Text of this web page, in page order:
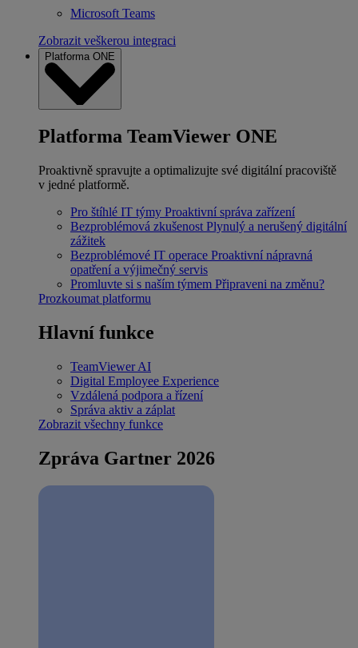
Microsoft Teams
Zobrazit veškerou integraci
Platforma ONE
Platforma TeamViewer ONE
Proaktivně spravujte a optimalizujte své digitální pracoviště
v jedné platformě.
Pro štíhlé IT týmy Proaktivní správa zařízení
Bezproblémová zkušenost Plynulý a nerušený digitální
zážitek
Bezproblémové IT operace Proaktivní nápravná
opatření a výjimečný servis
Promluvte si s naším týmem Připraveni na změnu?
Prozkoumat platformu
Hlavní funkce
TeamViewer AI
Digital Employee Experience
Vzdálená podpora a řízení
Správa aktiv a záplat
Zobrazit všechny funkce
Zpráva Gartner 2026